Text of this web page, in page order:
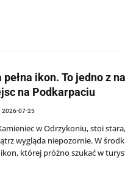
ikon. To jedno z
na Podkarpaciu
2026-07-25
w Odrzykoniu, stoi
wygląda niepozornie. W
ikon, której próżno szukać w